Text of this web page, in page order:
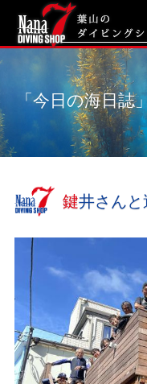
「今日の海日誌
鍵井さん